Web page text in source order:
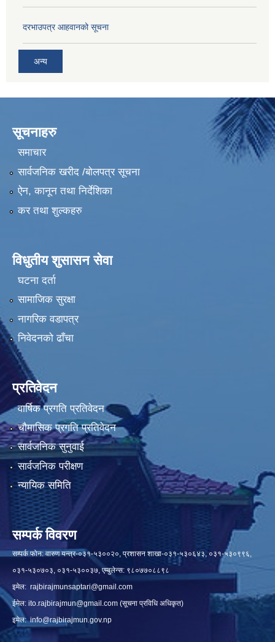
दरभाउपत्र आहवानको सूचना
अन्य
सूचनाहरु
समाचार
सार्वजनिक खरीद /बोलपत्र सूचना
ऐन, कानून तथा निर्देशिका
कर तथा शुल्कहरु
विधुतीय शुसासन सेवा
घटना दर्ता
सामाजिक सुरक्षा
नागरिक वडापत्र
निवेदनको ढाँचा
प्रतिवेदन
वार्षिक प्रगति प्रतिवेदन
चौमासिक प्रगति प्रतिवेदन
सार्वजनिक सुनुवाई
सार्वजनिक परीक्षण
न्यायिक समिति
सम्पर्क विवरण
सम्पर्क फोन: वारुण यन्त्र-०३१-५३००२०, प्रशासन शाखा-०३१-५३०६४३, ०३१-५३०९९६,
०३१-५३०७०३, ०३१-५३००३७, एम्बुलेन्स: ९८०७७०८८९८
इमेल: rajbirajmunsaptari@gmail.com
ईमेल: ito.rajbirajmun@gmail.com (सूचना प्रविधि अधिकृत)
इमेल:info@rajbirajmun.gov.np